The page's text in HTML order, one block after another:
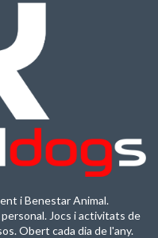
i Benestar Animal.
Jocs i activitats de
Obert cada dia de l'any.